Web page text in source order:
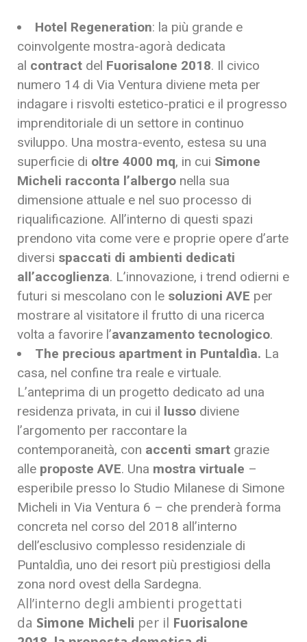
Hotel Regeneration: la più grande e
coinvolgente mostra-agorà dedicata
al contract del Fuorisalone 2018. Il civico
numero 14 di Via Ventura diviene meta per
indagare i risvolti estetico-pratici e il progresso
imprenditoriale di un settore in continuo
sviluppo. Una mostra-evento, estesa su una
superficie di oltre 4000 mq, in cui Simone
Micheli racconta l’albergo nella sua
dimensione attuale e nel suo processo di
riqualificazione. All’interno di questi spazi
prendono vita come vere e proprie opere d’arte
diversi spaccati di ambienti dedicati
all’accoglienza. L’innovazione, i trend odierni e
futuri si mescolano con le soluzioni AVE per
mostrare al visitatore il frutto di una ricerca
volta a favorire l’avanzamento tecnologico.
The precious apartment in Puntaldìa. La
casa, nel confine tra reale e virtuale.
L’anteprima di un progetto dedicato ad una
residenza privata, in cui il lusso diviene
l’argomento per raccontare la
contemporaneità, con accenti smart grazie
alle proposte AVE. Una mostra virtuale –
esperibile presso lo Studio Milanese di Simone
Micheli in Via Ventura 6 – che prenderà forma
concreta nel corso del 2018 all’interno
dell’esclusivo complesso residenziale di
Puntaldìa, uno dei resort più prestigiosi della
zona nord ovest della Sardegna.
All’interno degli ambienti progettati
da Simone Micheli per il Fuorisalone